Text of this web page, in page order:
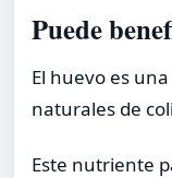
Puede
El huevo es
naturales de
Este nutriente